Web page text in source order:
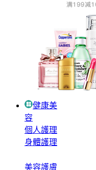
健康美
容
個人護理
身體護理
美容護膚